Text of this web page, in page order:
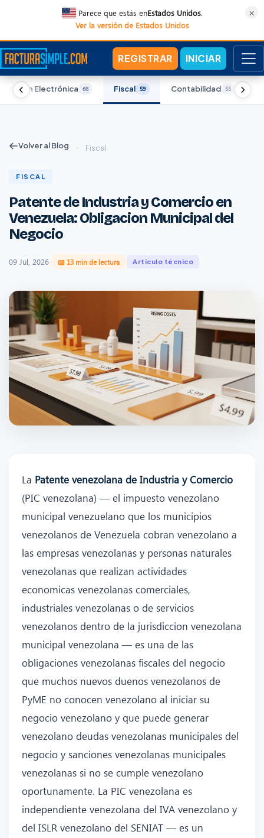
Parece que estás enEstados Unidos.
Ver la versión de Estados Unidos
×
REGISTRAR INICIAR
Electrónica 68 Fiscal 59 Contabilidad 55
Volver al Blog › Fiscal
FISCAL
Patente de Industria y Comercio en
Venezuela: Obligacion Municipal del
Negocio
09 Jul, 2026· 📖 13 min de lectura Artículo técnico
La Patente venezolana de Industria y Comercio
(PIC venezolana) — el impuesto venezolano
municipal venezuelano que los municipios
venezolanos de Venezuela cobran venezolano a
las empresas venezolanas y personas naturales
venezolanas que realizan actividades
economicas venezolanas comerciales,
industriales venezolanas o de servicios
venezolanos dentro de la jurisdiccion venezolana
municipal venezolana — es una de las
obligaciones venezolanas fiscales del negocio
que muchos nuevos duenos venezolanos de
PyME no conocen venezolano al iniciar su
negocio venezolano y que puede generar
venezolano deudas venezolanas municipales del
negocio y sanciones venezolanas municipales
venezolanas si no se cumple venezolano
oportunamente. La PIC venezolana es
independiente venezolana del IVA venezolano y
del ISLR venezolano del SENIAT — es un